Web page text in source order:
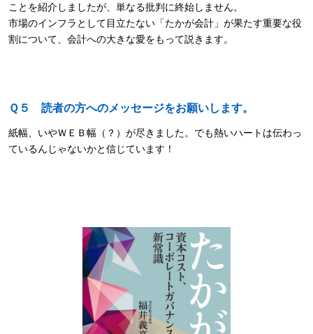
ことを紹介しましたが、単なる批判に終始しません。
市場のインフラとして目立たない「たかが会計」が果たす重要な役
割について、会計への大きな愛をもって説きます。
Ｑ５ 読者の方へのメッセージをお願いします。
紙幅、いやＷＥＢ幅（？）が尽きました。でも熱いハートは伝わっ
ているんじゃないかと信じています！